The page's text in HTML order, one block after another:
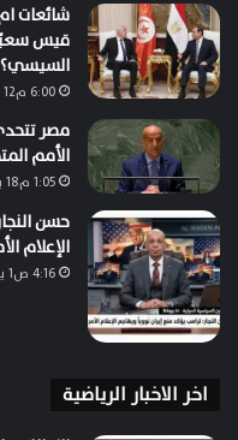
شائعات
قيس
السيسي؟
6:00 م12 فبراير، 2025
مصر
الأمم
1:05 م18 يونيو، 2025
حسن
الإعلام
4:16 ص1 يونيو، 2026
اخر الاخبار الرياضية